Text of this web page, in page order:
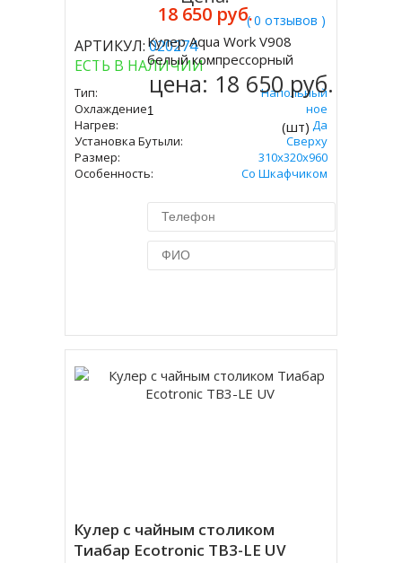
( 0 отзывов )
АРТИКУЛ:020274
ЕСТЬ В НАЛИЧИИ
Тип:
Напольный
Охлаждение:
Компрессорное
Нагрев:
Да
Установка Бутыли:
Сверху
Размер:
310х320х960
Особенность:
Со Шкафчиком
18 650 руб.
Купить
Кулер Aqua Work V908
белый компрессорный
цена: 18 650 руб.
(шт)
Кулер с чайным столиком
Тиабар Ecotronic TB3-LE UV